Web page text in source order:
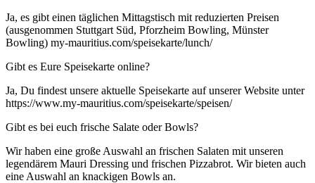
Ja, es gibt einen täglichen Mittagstisch mit reduzierten Preisen
(ausgenommen Stuttgart Süd, Pforzheim Bowling, Münster
Bowling) my-mauritius.com/speisekarte/lunch/
Gibt es Eure Speisekarte online?
Ja, Du findest unsere aktuelle Speisekarte auf unserer Website unter
https://www.my-mauritius.com/speisekarte/speisen/
Gibt es bei euch frische Salate oder Bowls?
Wir haben eine große Auswahl an frischen Salaten mit unseren
legendärem Mauri Dressing und frischen Pizzabrot. Wir bieten auch
eine Auswahl an knackigen Bowls an.